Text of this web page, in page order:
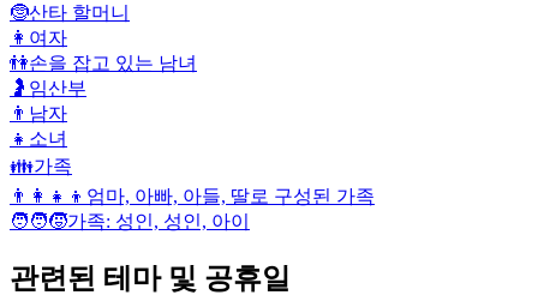
🤶산타 할머니
👩 여자
👫손을 잡고 있는 남녀
🤰 임산부
👨 남자
👧 소녀
👪가족
👨‍👩‍👧‍👦 엄마, 아빠, 아들, 딸로 구성된 가족
🧑‍🧑‍🧒가족: 성인, 성인, 아이
관련된 테마 및 공휴일